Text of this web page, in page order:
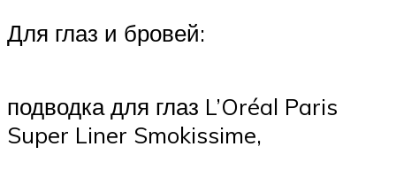
Для глаз и бровей:
подводка для глаз L’Oréal Paris
Super Liner Smokissime,